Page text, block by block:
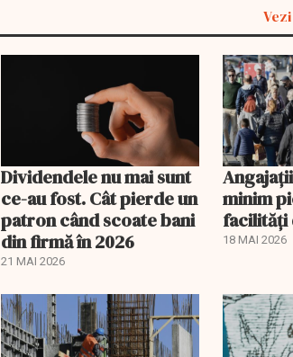
Dividendele nu mai sunt
ce-au fost. Cât pierde un
patron când scoate bani
din firmă în 2026
21 MAI 2026
minim
facilități
18 MAI 2026